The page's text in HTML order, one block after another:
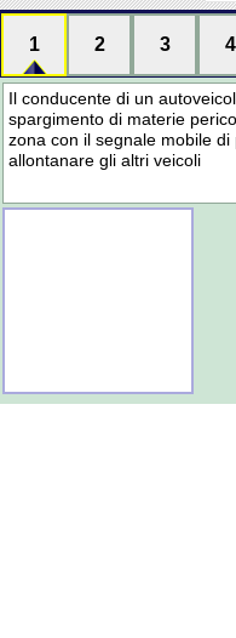
1 2 3 4
Il conducente di un
spargimento di materie
zona con il segnale mobile
allontanare gli altri veicoli